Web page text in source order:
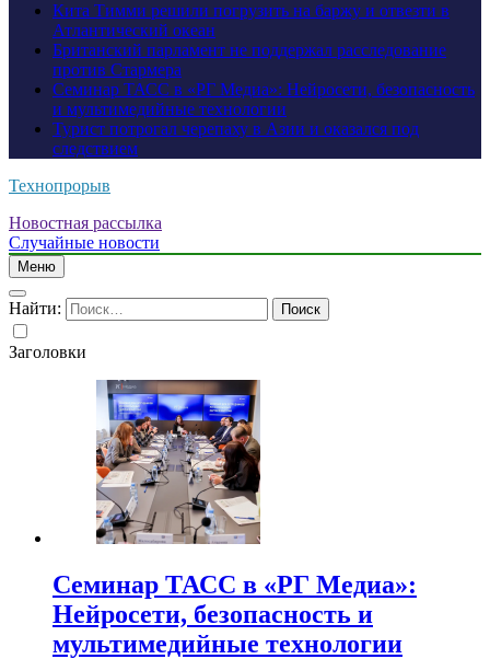
Кита Тимми решили погрузить на баржу и отвезти в
Атлантический океан
Британский парламент не поддержал расследование
против Стармера
Семинар ТАСС в «РГ Медиа»: Нейросети, безопасность
и мультимедийные технологии
Турист потрогал черепаху в Азии и оказался под
следствием
Технопрорыв
Новостная рассылка
Случайные новости
Меню
Найти:
Заголовки
Семинар ТАСС в «РГ Медиа»:
Нейросети, безопасность и
мультимедийные технологии